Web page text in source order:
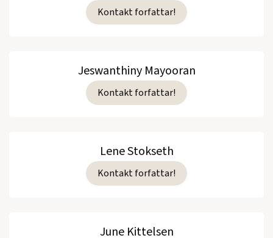
Kontakt forfattar!
Jeswanthiny Mayooran
Kontakt forfattar!
Lene Stokseth
Kontakt forfattar!
June Kittelsen